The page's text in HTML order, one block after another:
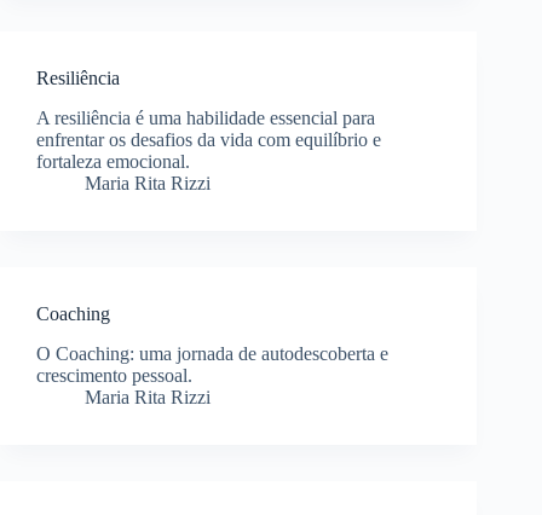
Resiliência
A resiliência é uma habilidade essencial para
enfrentar os desafios da vida com equilíbrio e
fortaleza emocional.
Maria Rita Rizzi
Coaching
O Coaching: uma jornada de autodescoberta e
crescimento pessoal.
Maria Rita Rizzi